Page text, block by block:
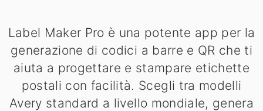
Label Maker Pro è una potente app per la
generazione di codici a barre e QR che ti
aiuta a progettare e stampare etichette
postali con facilità. Scegli tra modelli
Avery standard a livello mondiale, genera